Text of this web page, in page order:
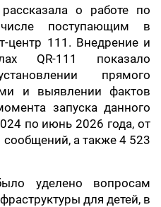
о работе по
поступающим в
центр 111. Внедрение и
QR-111 показало
прямого
и выявлении фактов
запуска данного
по июнь 2026 года, от
сообщений, а также 4 523
уделено вопросам
для детей, в